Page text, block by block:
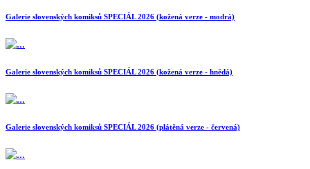
Galerie slovenských komiksů SPECIÁL 2026 (kožená verze - modrá)
Galerie slovenských komiksů SPECIÁL 2026 (kožená verze - hnědá)
Galerie slovenských komiksů SPECIÁL 2026 (plátěná verze - červená)